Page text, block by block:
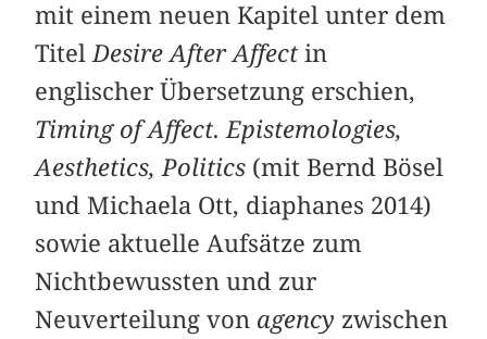
mit einem neuen Kapitel unter dem
Titel Desire After Affectin
englischer Übersetzung erschien,
Timing of Affect. Epistemologies,
Aesthetics, Politics (mit Bernd Bösel
und Michaela Ott, diaphanes 2014)
sowie aktuelle Aufsätze zum
Nichtbewussten und zur
Neuverteilung von agency zwischen